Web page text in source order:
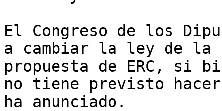
El Congreso de los
a cambiar la ley de la
propuesta de ERC, si
no tiene previsto
ha anunciado.